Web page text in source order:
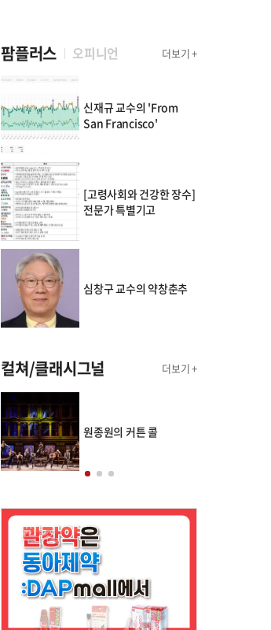
팜플러스 오피니언 더보기 +
신재규 교수의 'From
San Francisco'
[고령사회와 건강한 장수]
전문가 특별기고
심창구 교수의 약창춘추
컬쳐/클래시그널 더보기 +
원종원의 커튼 콜